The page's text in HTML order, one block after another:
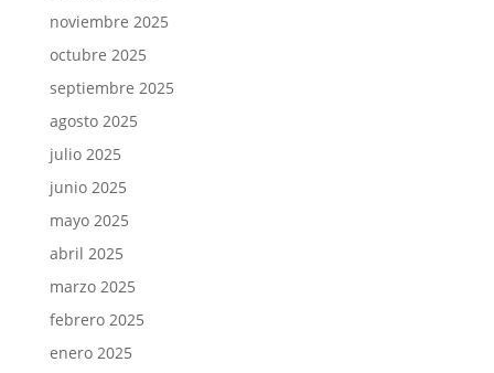
noviembre 2025
octubre 2025
septiembre 2025
agosto 2025
julio 2025
junio 2025
mayo 2025
abril 2025
marzo 2025
febrero 2025
enero 2025